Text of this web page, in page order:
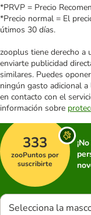
*PRVP = Precio
*Precio normal = El
útimos 30 días.
zooplus tiene derecho a
enviarte publicidad
similares. Puedes
ningún gasto adicional
en contacto con el
información sobre
333
zooPuntos por
suscribirte
Selecciona la